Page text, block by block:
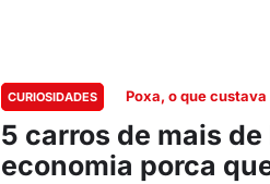
CURIOSIDADES Poxa, o que custava
5 carros de mais de
economia porca